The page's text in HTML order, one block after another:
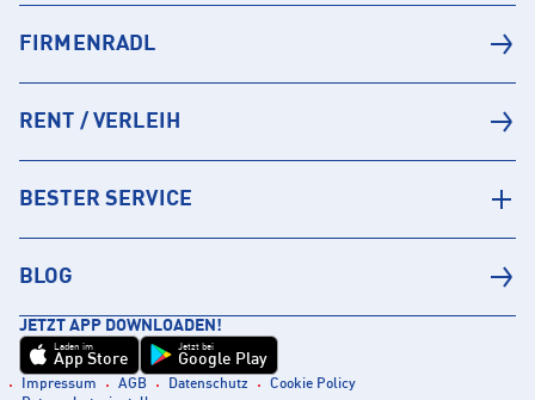
FIRMENRADL
RENT / VERLEIH
BESTER SERVICE
BLOG
JETZT APP DOWNLOADEN!
Laden im
App Store
Jetzt bei
Google Play
Impressum AGB Datenschutz
Cookie Policy